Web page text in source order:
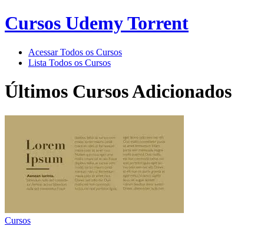
Cursos Udemy Torrent
Acessar Todos os Cursos
Lista Todos os Cursos
Últimos Cursos Adicionados
Cursos